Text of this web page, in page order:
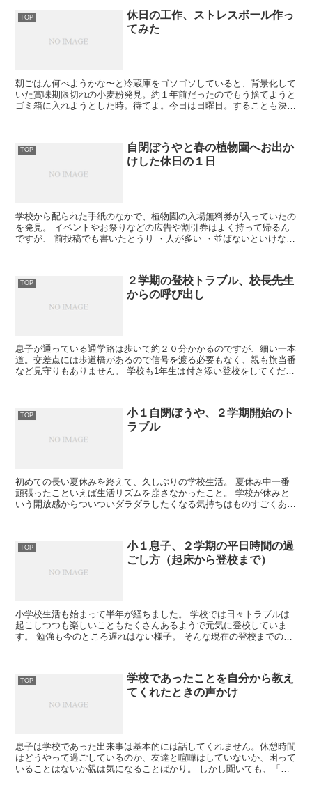
TOP
休日の工作、ストレスボール作っ
てみた
朝ごはん何べようかな〜と冷蔵庫をゴソゴソしていると、背景化して
いた賞味期限切れの小麦粉発見。約１年前だったのでもう捨てようと
ゴミ箱に入れようとした時。待てよ。今日は日曜日。することも決ま
TOP
自閉ぼうやと春の植物園へお出か
けした休日の１日
学校から配られた手紙のなかで、植物園の入場無料券が入っていたの
を発見。 イベントやお祭りなどの広告や割引券はよく持って帰るん
ですが、 前投稿でも書いたとうり ・人が多い ・並ばないといけない
TOP
２学期の登校トラブル、校長先生
からの呼び出し
息子が通っている通学路は歩いて約２０分かかるのですが、細い一本
道。交差点には歩道橋があるので信号を渡る必要もなく、親も旗当番
など見守りもありません。 学校も1年生は付き添い登校をしてくださ
TOP
小１自閉ぼうや、２学期開始のト
ラブル
初めての長い夏休みを終えて、久しぶりの学校生活。 夏休み中一番
頑張ったこといえば生活リズムを崩さなかったこと。 学校が休みと
いう開放感からついついダラダラしたくなる気持ちはものすごくあっ
TOP
小１息子、２学期の平日時間の過
ごし方（起床から登校まで）
小学校生活も始まって半年が経ちました。 学校では日々トラブルは
起こしつつも楽しいこともたくさんあるようで元気に登校していま
す。 勉強も今のところ遅れはない様子。 そんな現在の登校までの朝
TOP
学校であったことを自分から教え
てくれたときの声かけ
息子は学校であった出来事は基本的には話してくれません。休憩時間
はどうやって過ごしているのか、友達と喧嘩はしていないか、困って
いることはないか親は気になることばかり。 しかし聞いても、「忘